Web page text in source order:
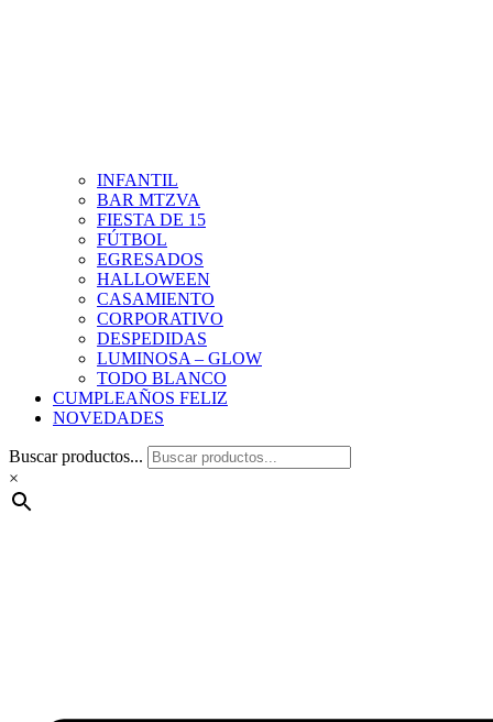
INFANTIL
BAR MTZVA
FIESTA DE 15
FÚTBOL
EGRESADOS
HALLOWEEN
CASAMIENTO
CORPORATIVO
DESPEDIDAS
LUMINOSA – GLOW
TODO BLANCO
CUMPLEAÑOS FELIZ
NOVEDADES
Buscar productos...
×